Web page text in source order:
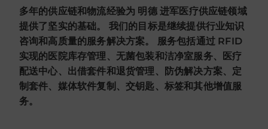
多年的供应链和物流经验为 明德 进军医疗供应链领域
提供了坚实的基础。 我们的目标是继续提供行业知识
咨询和高质量的服务解决方案。 服务包括通过 RFID
实现的医院库存管理、无菌包装和洁净室服务、医疗
配送中心、出借套件和退货管理、防伪解决方案、定
制套件、媒体软件复制、交钥匙、标签和其他增值服
务。